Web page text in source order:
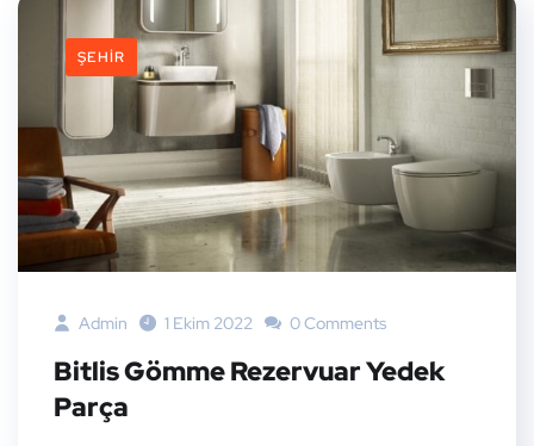
ŞEHIR
Admin 1 Ekim 2022 0 Comments
Bitlis Gömme Rezervuar Yedek
Parça